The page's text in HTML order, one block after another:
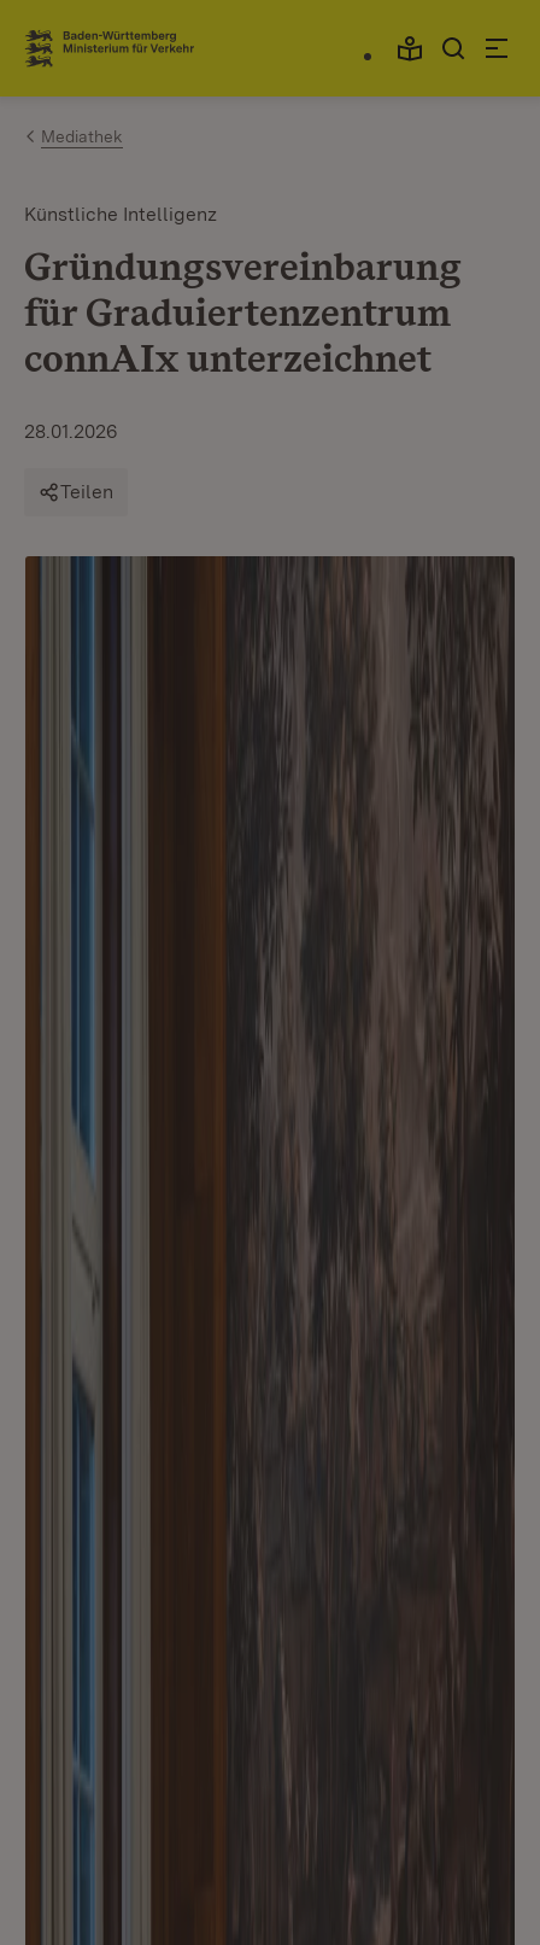
Zum Inhalt springen
Link zur Startseite
Mediathek
Künstliche Intelligenz
Gründungsvereinbarung
für Graduiertenzentrum
connAIx unterzeichnet
28.01.2026
Teilen